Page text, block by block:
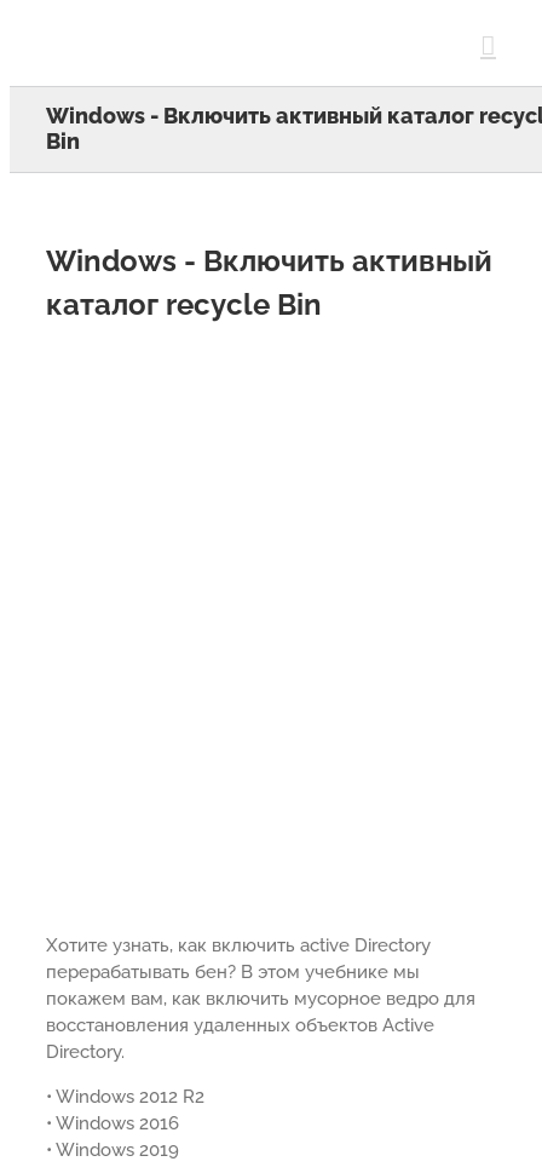
Windows - Включить активный каталог
Bin
Windows - Включить активный
каталог recycle Bin
Хотите узнать, как включить active Directory
перерабатывать бен? В этом учебнике мы
покажем вам, как включить мусорное ведро для
восстановления удаленных объектов Active
Directory.
• Windows 2012 R2
• Windows 2016
• Windows 2019